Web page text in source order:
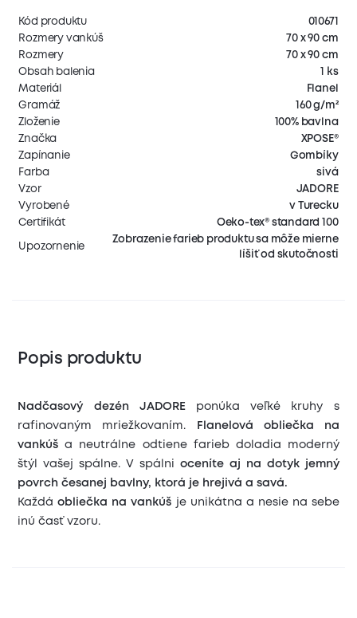
Kód produktu
010671
Rozmery vankúš
70 x 90 cm
Rozmery
70 x 90 cm
Obsah balenia
1 ks
Materiál
Flanel
Gramáž
160 g/m²
Zloženie
100% bavlna
Značka
XPOSE®
Zapínanie
Gombíky
Farba
sivá
Vzor
JADORE
Vyrobené
v Turecku
Certifikát
Oeko-tex® standard 100
Upozornenie
Zobrazenie farieb produktu sa môže mierne
líšiť od skutočnosti
Popis produktu
Nadčasový dezén JADORE ponúka veľké kruhy s
rafinovaným mriežkovaním. Flanelová obliečka na
vankúš a neutrálne odtiene farieb doladia moderný
štýl vašej spálne. V spálni oceníte aj na dotyk jemný
povrch česanej bavlny, ktorá je hrejivá a savá.
Každáobliečka na vankúš je unikátna a nesie na sebe
inú časť vzoru.